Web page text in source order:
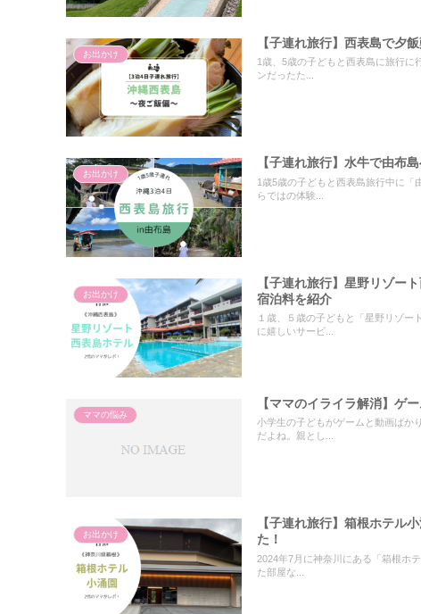
お出かけ
【子連れ旅行】西表島で夕
1歳、5歳の子どもと西表島に旅行に
ンだったた...
お出かけ
【子連れ旅行】水牛で由布
1歳5歳の子どもと西表島旅行中に「
らではの体験...
お出かけ
【子連れ旅行】星野リゾー
宿泊料を紹介
１歳、５歳の子どもと「星野リゾー
に嬉しいサービ...
ママの悩み
【ママのイライラ解消】ゲ
小学生の子どもがゲームと動画ばか
だよね。親とし...
お出かけ
【子連れ旅行】箱根ホテル
た！
2024年7月に神奈川にある「箱根ホ
た部屋な...